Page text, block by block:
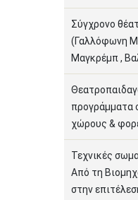
Σύγχρονο
(Γαλλόφωνη
Μαγκρέμπ ,
προγράμματα
χώρους &
Τεχνικές
Από τη
στην